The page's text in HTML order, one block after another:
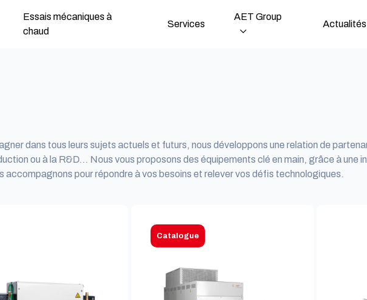
Essais mécaniques à
chaud
Services
AET Group
Actualités
dans tous leurs sujets actuels et futurs, nous développons une relation de
ou à la R&D… Nous vous proposons des équipements clé en main, grâce à une
accompagnons pour répondre à vos besoins et relever vos défis technologiques.
Catalogue